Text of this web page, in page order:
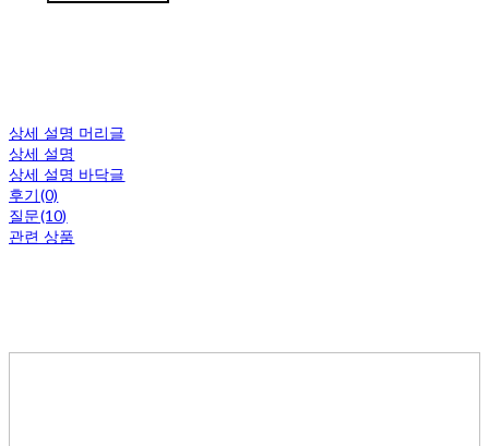
상세 설명 머리글
상세 설명
상세 설명 바닥글
후기(0)
질문(10)
관련 상품